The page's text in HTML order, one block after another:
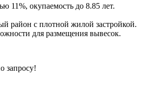
11%, окупаемость до 8.85 лет.
район с плотной жилой застройкой.
для размещения вывесок.